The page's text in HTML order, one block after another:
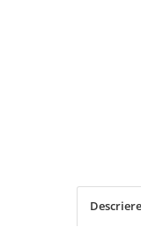
Descriere